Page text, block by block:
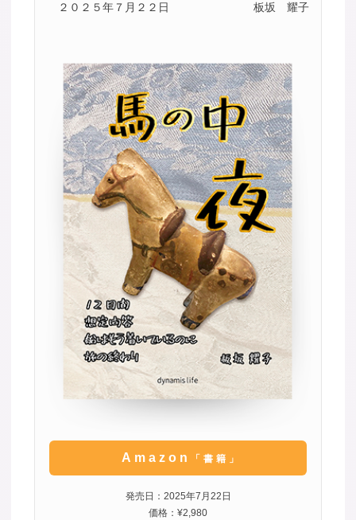
２０２５年７月２２日 板坂 耀子
Amazon 「書籍」
発売日：2025年7月22日
価格：¥2,980